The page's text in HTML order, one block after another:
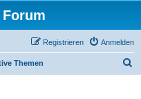
Anmelden
Registrieren
Themen